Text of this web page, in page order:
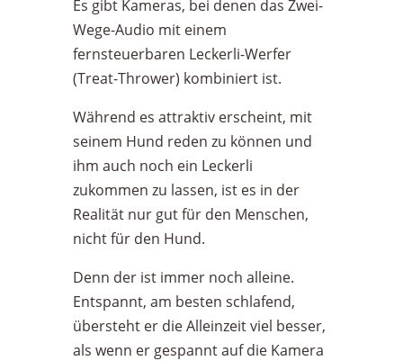
Es gibt Kameras, bei denen das Zwei-
Wege-Audio mit einem
fernsteuerbaren Leckerli-Werfer
(Treat-Thrower) kombiniert ist.
Während es attraktiv erscheint, mit
seinem Hund reden zu können und
ihm auch noch ein Leckerli
zukommen zu lassen, ist es in der
Realität nur gut für den Menschen,
nicht für den Hund.
Denn der ist immer noch alleine.
Entspannt, am besten schlafend,
übersteht er die Alleinzeit viel besser,
als wenn er gespannt auf die Kamera